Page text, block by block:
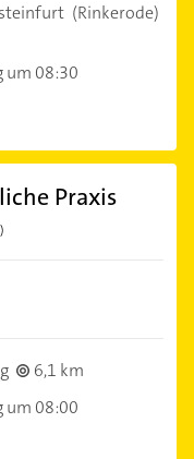
(Rinkerode)
um 08:30
Praxis
6,1 km
um 08:00